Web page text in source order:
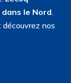
dans le Nord.
nos